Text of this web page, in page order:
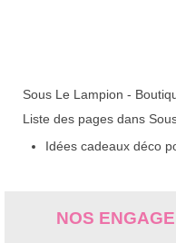
Sous Le Lampion -
Liste des pages dans
Idées cadeaux déco
NOS